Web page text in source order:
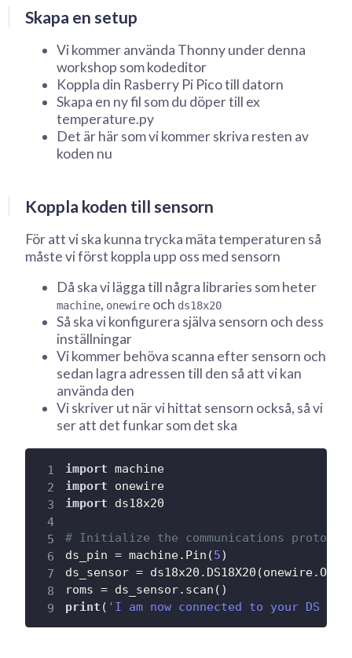
Skapa en setup
Vi kommer använda Thonny under denna
workshop som kodeditor
Koppla din Rasberry Pi Pico till datorn
Skapa en ny fil som du döper till ex
temperature.py
Det är här som vi kommer skriva resten av
koden nu
Koppla koden till sensorn
För att vi ska kunna trycka mäta temperaturen så
måste vi först koppla upp oss med sensorn
Då ska vi lägga till några libraries som heter
machine, onewire och ds18x20
Så ska vi konfigurera själva sensorn och dess
inställningar
Vi kommer behöva scanna efter sensorn och
sedan lagra adressen till den så att vi kan
använda den
Vi skriver ut när vi hittat sensorn också, så vi
ser att det funkar som det ska
import
import
import ds18x20
# Initialize the communications protocol
ds_pin = machine. Pin (5)
ds_sensor = ds18x20 . DS18X20 (onewire.
roms = ds_sensor. scan ( )
print ( 'I am now connected to your DS